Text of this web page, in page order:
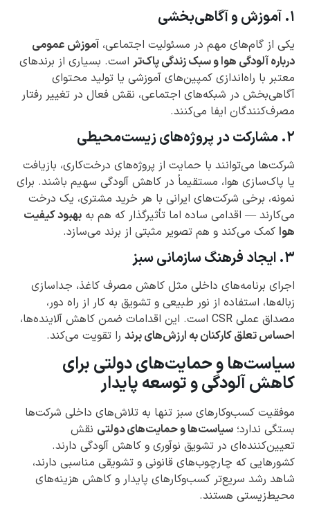
۱. آموزش و آگاهی‌بخشی
یکی از گام‌های مهم در مسئولیت اجتماعی، آموزش عمومی
درباره آلودگی هوا و سبک زندگی پاک‌تر است. بسیاری از برندهای
معتبر با راه‌اندازی کمپین‌های آموزشی یا تولید محتوای
آگاهی‌بخش در شبکه‌های اجتماعی، نقش فعال در تغییر رفتار
مصرف‌کنندگان ایفا می‌کنند.
۲. مشارکت در پروژه‌های زیست‌محیطی
شرکت‌ها می‌توانند با حمایت از پروژه‌های درخت‌کاری، بازیافت
یا پاک‌سازی هوا، مستقیماً در کاهش آلودگی سهیم باشند. برای
نمونه، برخی شرکت‌های ایرانی با هر خرید مشتری، یک درخت
می‌کارند — اقدامی ساده اما تأثیرگذار که هم به بهبود کیفیت
هوا کمک می‌کند و هم تصویر مثبتی از برند می‌سازد.
۳. ایجاد فرهنگ سازمانی سبز
اجرای برنامه‌های داخلی مثل کاهش مصرف کاغذ، جداسازی
زباله‌ها، استفاده از نور طبیعی و تشویق به کار از راه دور،
مصداق عملی CSR است. این اقدامات ضمن کاهش آلاینده‌ها،
احساس تعلق کارکنان به ارزش‌های برند را تقویت می‌کند.
سیاست‌ها و حمایت‌های دولتی برای
کاهش آلودگی و توسعه پایدار
موفقیت کسب‌وکارهای سبز تنها به تلاش‌های داخلی شرکت‌ها
بستگی ندارد؛ سیاست‌ها و حمایت‌های دولتی نقش
تعیین‌کننده‌ای در تشویق نوآوری و کاهش آلودگی دارند.
کشورهایی که چارچوب‌های قانونی و تشویقی مناسبی دارند،
شاهد رشد سریع‌تر کسب‌وکارهای پایدار و کاهش هزینه‌های
محیط‌زیستی هستند.